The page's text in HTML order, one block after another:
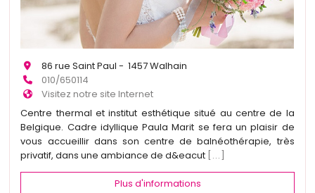
86 rue Saint Paul - 1457 Walhain
010/650114
Visitez notre site Internet
Centre thermal et institut esthétique situé au centre de la
Belgique. Cadre idyllique Paula Marit se fera un plaisir de
vous accueillir dans son centre de balnéothérapie, très
privatif, dans une ambiance de d&eacut [...]
Plus d'informations